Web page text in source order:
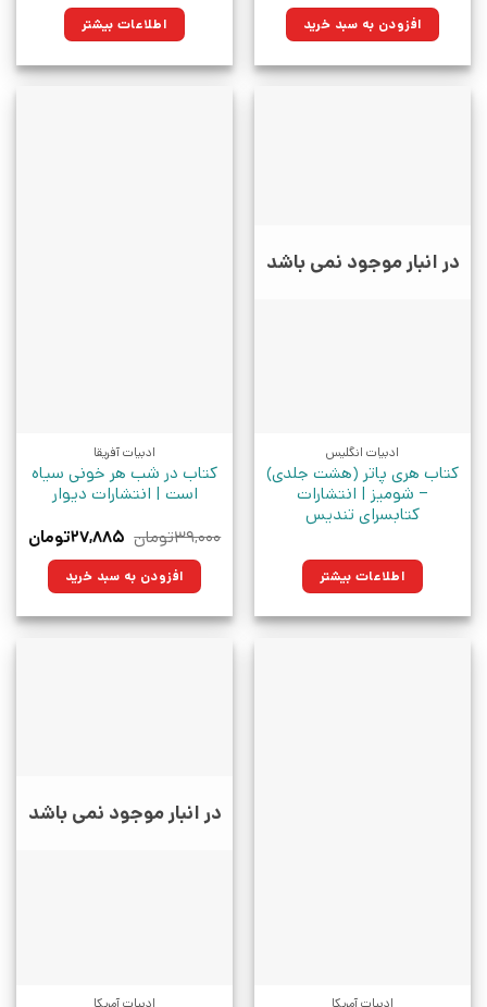
۸۰۰,۰۰۰تومان
بود.
۵۷۲,۰۰۰تومان.افزودن به سبد خرید اطلاعات بیشتر
در انبار موجود نمی باشد
ادبیات انگلیس
کتاب هری پاتر (هشت جلدی)
– شومیز | انتشارات
کتابسرای تندیس
اطلاعات بیشتر
ادبیات آفریقا
کتاب در شب هر خونی سیاه
است | انتشارات دیوار
۳۹,۰۰۰تومان قیمت
۳۹,۰۰۰تومان
بود.
۲۷,۸۸۵تومان
افزودن به سبد خرید
در انبار موجود نمی باشد